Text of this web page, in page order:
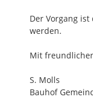
Der Vorgang
werden.
Mit
S. Molls
Bauhof